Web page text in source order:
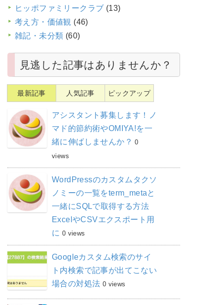
ヒッポファミリークラブ (13)
考え方・価値観 (46)
雑記・未分類 (60)
見逃した記事はありませんか？
最新記事 人気記事 ピックアップ
アシスタント募集します！ノ
マド的節約術やOMIYA!を一
緒に伸ばしませんか？ 0
views
WordPressのカスタムタクソ
ノミーの一覧をterm_metaと
一緒にSQLで取得する方法
ExcelやCSVエクスポート用
に 0 views
Googleカスタム検索のサイ
ト内検索で記事が出てこない
場合の対処法 0 views